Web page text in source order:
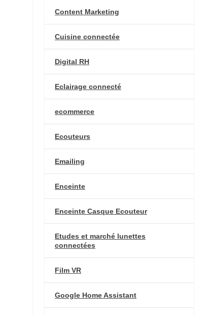
Content Marketing
Cuisine connectée
Digital RH
Eclairage connecté
ecommerce
Ecouteurs
Emailing
Enceinte
Enceinte Casque Ecouteur
Etudes et marché lunettes
connectées
Film VR
Google Home Assistant